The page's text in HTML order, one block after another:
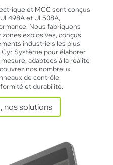
et MCC sont conçus
et UL508A,
Nous fabriquons
explosives, conçus
industriels les plus
Système pour élaborer
adaptées à la réalité
nos nombreux
de contrôle
et durabilité.
nos solutions